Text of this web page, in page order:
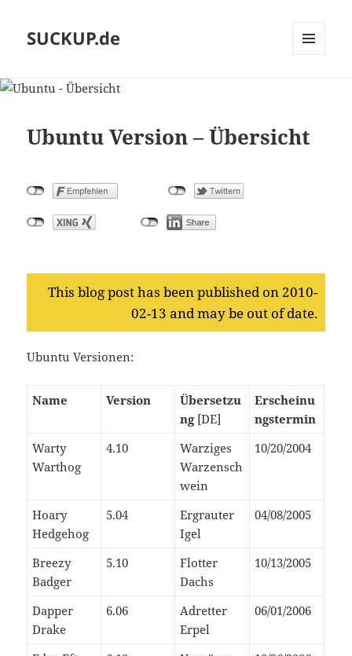
SUCKUP.de
Ubuntu Version – Übersicht
This blog post has been published on 2010-
02-13 and may be out of date.
Ubuntu Versionen:
Name Version
Übersetzu
ng[DE]
Erscheinu
ngstermin
Warty
Warthog
4.10
Warziges
Warzensch
wein
10/20/2004
Hoary
Hedgehog
5.04
Ergrauter
Igel
04/08/2005
Breezy
Badger
5.10
Flotter
Dachs
10/13/2005
Dapper
Drake
6.06
Adretter
Erpel
06/01/2006